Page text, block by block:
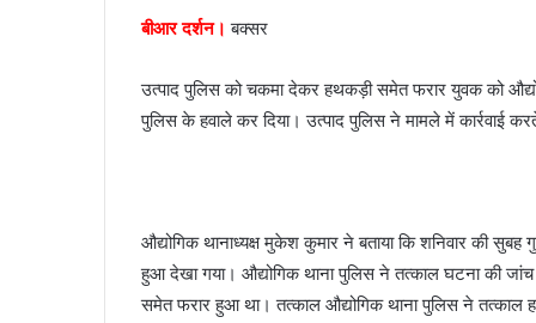
i
l
बीआर दर्शन। बक्सर
उत्पाद पुलिस को चकमा देकर हथकड़ी समेत फरार युवक को
पुलिस के हवाले कर दिया। उत्पाद पुलिस ने मामले में कार्रवाई
औद्योगिक थानाध्यक्ष मुकेश कुमार ने बताया कि शनिवार की
हुआ देखा गया। औद्योगिक थाना पुलिस ने तत्काल घटना की
समेत फरार हुआ था। तत्काल औद्योगिक थाना पुलिस ने तत्काल